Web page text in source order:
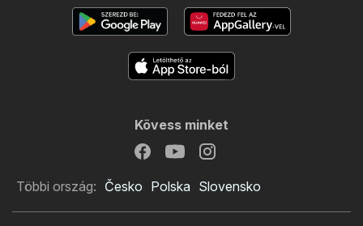
Kövess minket
Többi ország: Česko Polska Slovensko